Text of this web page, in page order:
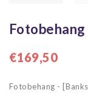
€169,50
Fotobehang -